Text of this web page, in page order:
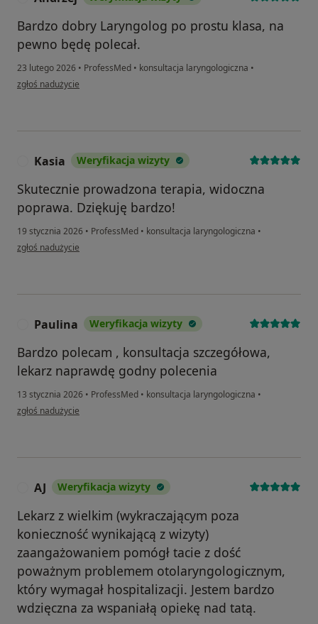
Bardzo dobry Laryngolog po prostu klasa, na
pewno będę polecał.
23 lutego 2026 • ProfessMed • konsultacja laryngologiczna •
w opinii użytkownika Andrzej
zgłoś nadużycie
Kasia Weryfikacja wizyty
Skutecznie prowadzona terapia, widoczna
poprawa. Dziękuję bardzo!
19 stycznia 2026 • ProfessMed • konsultacja laryngologiczna •
w opinii użytkownika Kasia
zgłoś nadużycie
Paulina Weryfikacja wizyty
Bardzo polecam , konsultacja szczegółowa,
lekarz naprawdę godny polecenia
13 stycznia 2026 • ProfessMed • konsultacja laryngologiczna •
w opinii użytkownika Paulina
zgłoś nadużycie
AJ Weryfikacja wizyty
Lekarz z wielkim (wykraczającym poza
konieczność wynikającą z wizyty)
zaangażowaniem pomógł tacie z dość
poważnym problemem otolaryngologicznym,
który wymagał hospitalizacji. Jestem bardzo
wdzięczna za wspaniałą opiekę nad tatą.